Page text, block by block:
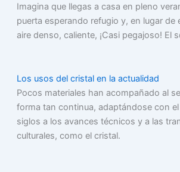
Imagina que llegas a casa en pleno
puerta esperando refugio y, en lugar de
aire denso, caliente, ¡Casi pegajoso! El
Los usos del cristal en la actualidad
Pocos materiales han acompañado al
forma tan continua, adaptándose con
siglos a los avances técnicos y a las
culturales, como el cristal.